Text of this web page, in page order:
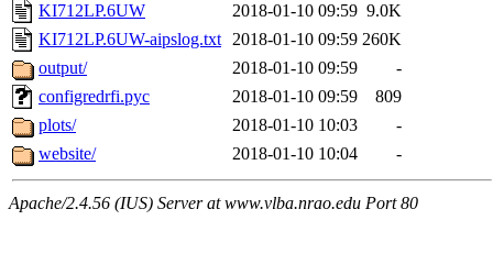
KI712LP.6UW
2018-01-10 09:59 9.0K
KI712LP.6UW-aipslog.txt 2018-01-10 09:59 260K
output/
2018-01-10 09:59
-
configredrfi.pyc
2018-01-10 09:59
809
plots/
2018-01-10 10:03
-
website/
2018-01-10 10:04 -
Apache/2.4.56 (IUS) Server at www.vlba.nrao.edu Port 80